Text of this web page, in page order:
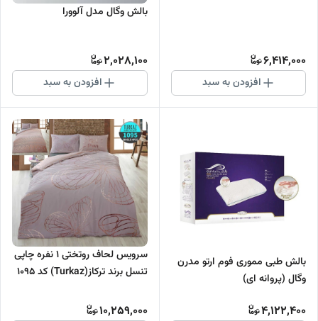
6,414,000
افزودن به سبد
بالش وگال مدل آلوورا
2,028,100
افزودن به سبد
بالش طبی مموری فوم ارتو مدرن
وگال (پروانه ای)
4,122,400
سرویس لحاف روتختی 1 نفره چاپی
تنسل برند ترکاز(Turkaz) کد 1095
10,259,000